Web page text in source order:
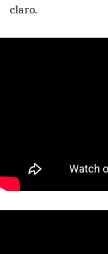
claro.